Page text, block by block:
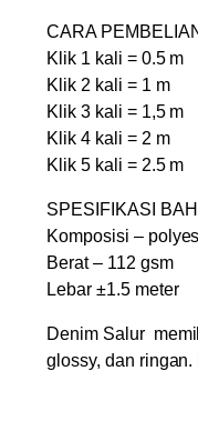
CARA
Klik 1 kali = 0.5 m
Klik 2 kali = 1 m
Klik 3 kali = 1,5 m
Klik 4 kali = 2 m
Klik 5 kali = 2.5 m
SPESIFIKASI
Komposisi –
Berat – 112 gsm
Lebar ±1.5 meter
Denim Salur
glossy, dan